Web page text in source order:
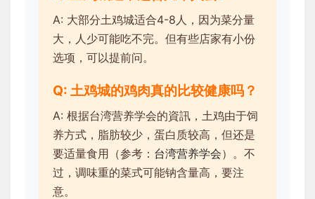
A: 大部分土鸡城适合4-8人，因为菜分量
大，人少可能吃不完。但有些店家有小份
选项，可以提前问。
Q: 土鸡城的鸡肉真的比较健康吗？
A: 根据台湾营养学会的資訊，土鸡由于饲
养方式，脂肪较少，蛋白质较高，但还是
要适量食用（参考： 台湾营养学会）。不
过，调味重的菜式可能钠含量高，要注
意。